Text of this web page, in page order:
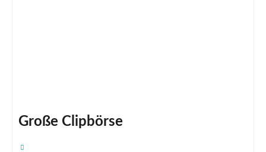
Große Clipbörse